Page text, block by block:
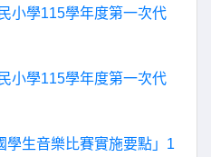
小學115學年度第一次代
小學115學年度第一次代
學生音樂比賽實施要點」1